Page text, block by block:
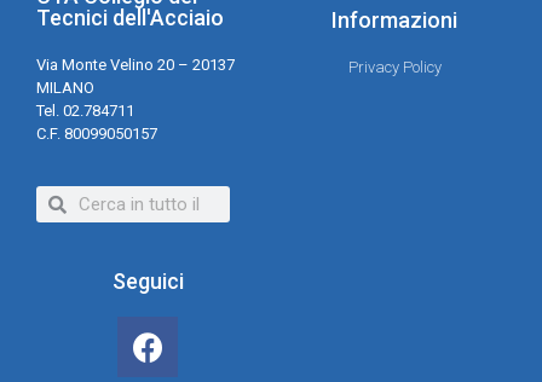
Tecnici dell'Acciaio
Via Monte Velino 20 – 20137
MILANO
Tel. 02.784711
C.F. 80099050157
Informazioni
Privacy Policy
Seguici